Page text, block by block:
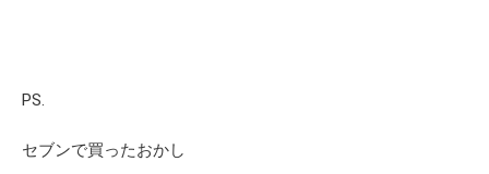
PS.
セブンで買ったおかし